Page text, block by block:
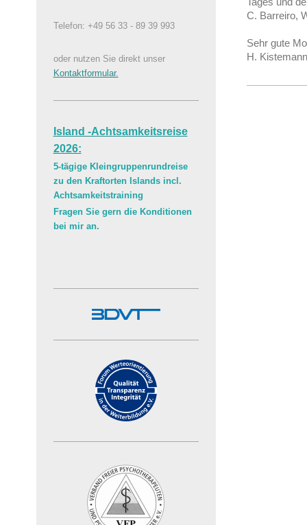
C. Barreiro,
Sehr gute
H.
Telefon: +49 56 33 - 89 39 993
oder nutzen Sie direkt unser
Kontaktformular.
Island -Achtsamkeitsreise
2026:
5-tägige Kleingruppenrundreise
zu den Kraftorten Islands incl.
Achtsamkeitstraining
Fragen Sie gern die Konditionen
bei mir an.